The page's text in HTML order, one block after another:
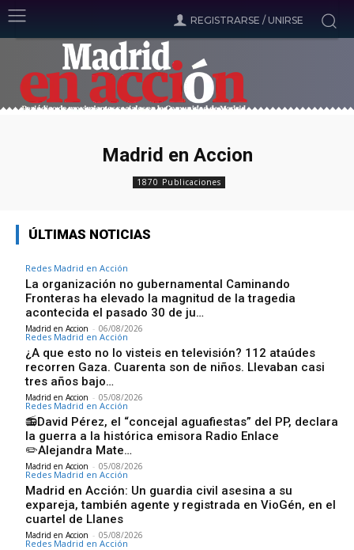
REGISTRARSE / UNIRSE
Madrid en Accion
1870 Publicaciones
ÚLTIMAS NOTICIAS
Redes Madrid en Acción
La organización no gubernamental Caminando
Fronteras ha elevado la magnitud de la tragedia
acontecida el pasado 30 de ju…
Madrid en Accion - 06/08/2026
Redes Madrid en Acción
¿A que esto no lo visteis en televisión? 112 ataúdes
recorren Gaza. Cuarenta son de niños. Llevaban casi
tres años bajo…
Madrid en Accion - 05/08/2026
Redes Madrid en Acción
📻David Pérez, el “concejal aguafiestas” del PP, declara
la guerra a la histórica emisora Radio Enlace
✏️Alejandra Mate…
Madrid en Accion - 05/08/2026
Redes Madrid en Acción
Madrid en Acción: Un guardia civil asesina a su
expareja, también agente y registrada en VioGén, en el
cuartel de Llanes
Madrid en Accion - 05/08/2026
Redes Madrid en Acción